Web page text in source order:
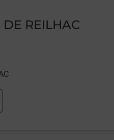
DE REILHAC